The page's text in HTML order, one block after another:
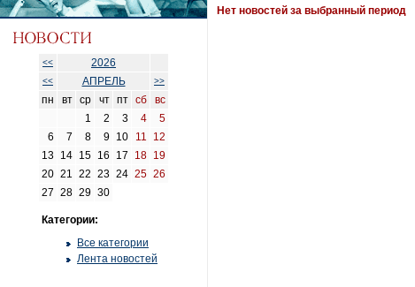
<< 2026
<< АПРЕЛЬ >>
пн вт ср чт пт сб
вс
1
2 3 4
5
6
7 8 9 10 11
12
13 14 15 16 17 18 19
20 21 22 23 24 25 26
27 28 29 30
Категории:
Все категории
Лента новостей
Нет новостей за выбранный период